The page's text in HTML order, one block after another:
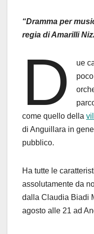
“Dramma per
regia di Amarilli
D
ue
come quello della
di Anguillara in
pubblico.
Ha tutte le
assolutamente da
dalla Claudia Biadi
agosto alle 21 ad